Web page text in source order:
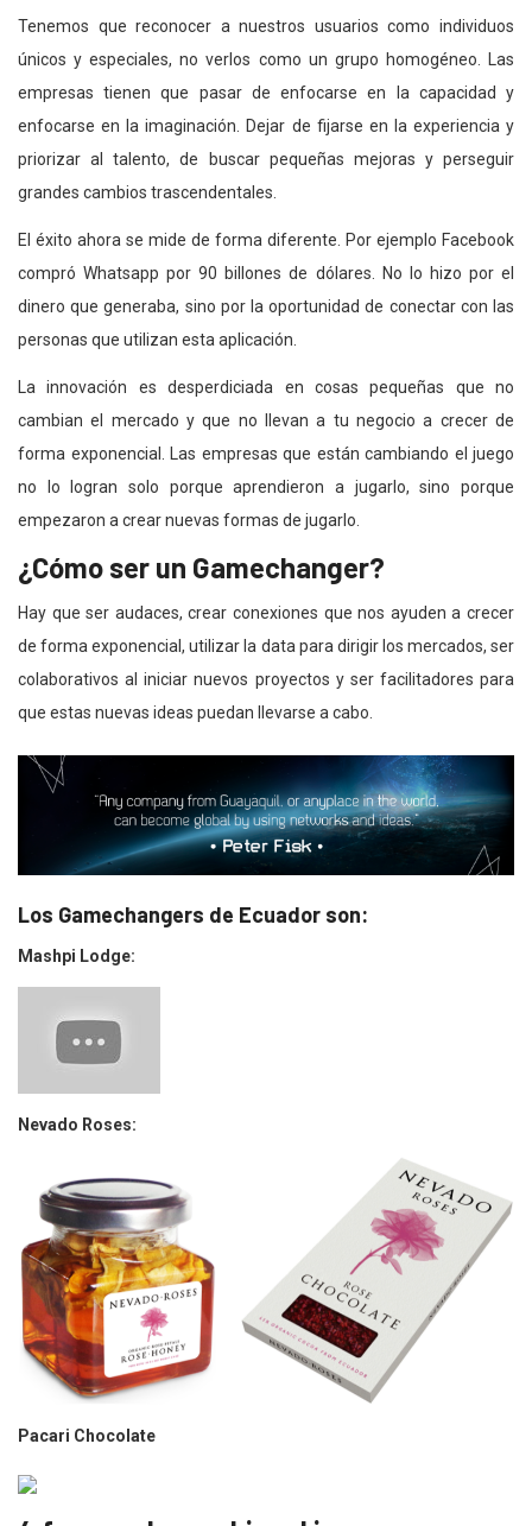
Tenemos que reconocer a nuestros usuarios como individuos
únicos y especiales, no verlos como un grupo homogéneo. Las
empresas tienen que pasar de enfocarse en la capacidad y
enfocarse en la imaginación. Dejar de fijarse en la experiencia y
priorizar al talento, de buscar pequeñas mejoras y perseguir
grandes cambios trascendentales.
El éxito ahora se mide de forma diferente. Por ejemplo Facebook
compró Whatsapp por 90 billones de dólares. No lo hizo por el
dinero que generaba, sino por la oportunidad de conectar con las
personas que utilizan esta aplicación.
La innovación es desperdiciada en cosas pequeñas que no
cambian el mercado y que no llevan a tu negocio a crecer de
forma exponencial. Las empresas que están cambiando el juego
no lo logran solo porque aprendieron a jugarlo, sino porque
empezaron a crear nuevas formas de jugarlo.
¿Cómo ser un Gamechanger?
Hay que ser audaces, crear conexiones que nos ayuden a crecer
de forma exponencial, utilizar la data para dirigir los mercados, ser
colaborativos al iniciar nuevos proyectos y ser facilitadores para
que estas nuevas ideas puedan llevarse a cabo.
Los Gamechangers de Ecuador son:
Mashpi Lodge:
Nevado Roses:
Pacari Chocolate